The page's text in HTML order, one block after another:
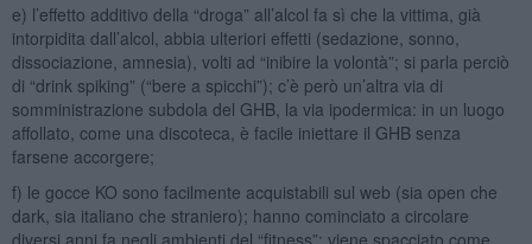
e) l’effetto additivo della “droga” all’alcol fa sì che la vittima, già
intorpidita dall’alcol, abbia ulteriori effetti (sedazione, sonno,
dissociazione, amnesia), volti ad “inibire la volontà”; si parla perciò
di “drink spiking” (“bere a spicchi”); c’è però un’altra via di
somministrazione subdola del GHB, la via ipodermica: in un luogo
affollato, come una discoteca, è facile iniettare il GHB senza
farsene accorgere;
f) le gocce KO sono facilmente acquistabili sul web (sia open che
dark, sia italiano che straniero); hanno cominciato a circolare
diversi anni fa negli ambienti del “fitness”: viene spacciato come